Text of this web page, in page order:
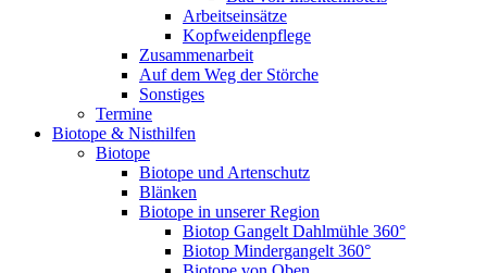
Arbeitseinsätze
Kopfweidenpflege
Zusammenarbeit
Auf dem Weg der Störche
Sonstiges
Termine
Biotope & Nisthilfen
Biotope
Biotope und Artenschutz
Blänken
Biotope in unserer Region
Biotop Gangelt Dahlmühle 360°
Biotop Mindergangelt 360°